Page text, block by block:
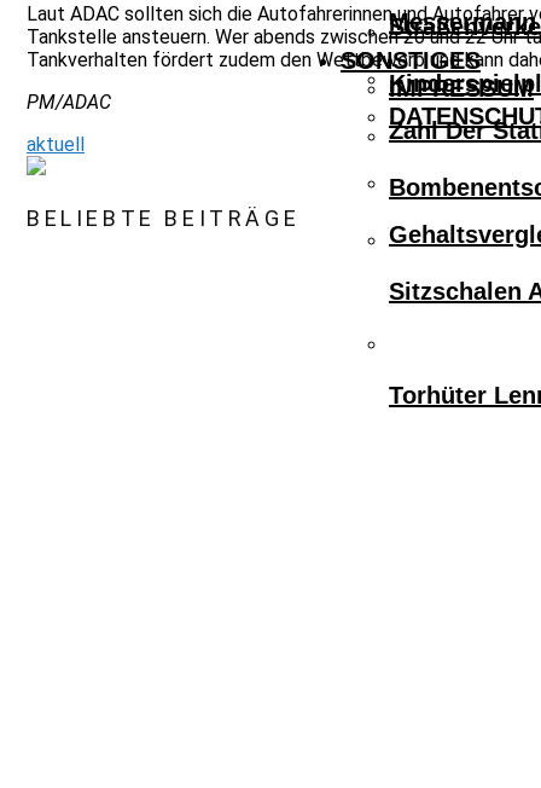
Zahl Der
Sitzschalen
Torhüter
SONSTIGES
IMPRESSUM
Laut ADAC sollten sich die Autofahrerinnen und Autofahrer
Tankstelle ansteuern. Wer abends zwischen 20 und 22
Tankverhalten fördert zudem den Wettbewerb und kann
PM/ADAC
aktuell
BELIEBTE BEITRÄGE